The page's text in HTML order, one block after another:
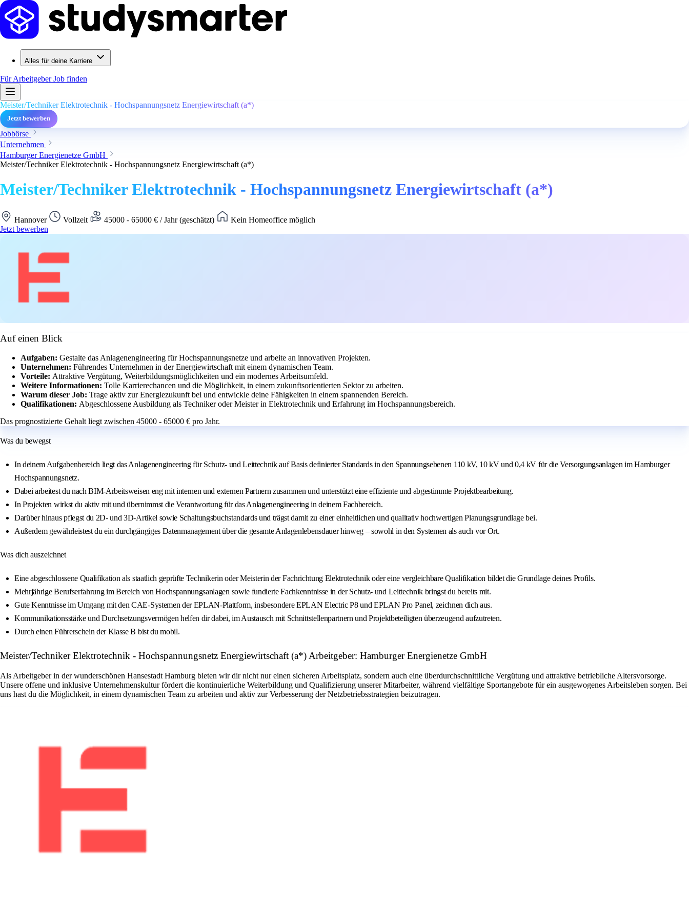
Alles für deine Karriere
Für ArbeitgeberJob finden
Meister/Techniker Elektrotechnik - Hochspannungsnetz Energiewirtschaft (a*)
Jetzt bewerben
Jobbörse
Unternehmen
Hamburger Energienetze GmbH
Meister/Techniker Elektrotechnik - Hochspannungsnetz Energiewirtschaft (a*)
Meister/Techniker Elektrotechnik - Hochspannungsnetz Energiewirtschaft (a*)
Hannover Vollzeit 45000 - 65000 € / Jahr (geschätzt)
Kein Homeoffice möglich
Jetzt bewerben
Auf einen Blick
Aufgaben: Gestalte das Anlagenengineering für Hochspannungsnetze und arbeite an innovativen Projekten.
Unternehmen: Führendes Unternehmen in der Energiewirtschaft mit einem dynamischen Team.
Vorteile: Attraktive Vergütung, Weiterbildungsmöglichkeiten und ein modernes Arbeitsumfeld.
Weitere Informationen: Tolle Karrierechancen und die Möglichkeit, in einem zukunftsorientierten Sektor zu arbeiten.
Warum dieser Job: Trage aktiv zur Energiezukunft bei und entwickle deine Fähigkeiten in einem spannenden Bereich.
Qualifikationen: Abgeschlossene Ausbildung als Techniker oder Meister in Elektrotechnik und Erfahrung im Hochspannungsbereich.
Das prognostizierte Gehalt liegt zwischen 45000 - 65000 € pro Jahr.
Was du bewegst
In deinem Aufgabenbereich liegt das Anlagenengineering für Schutz- und Leittechnik auf Basis definierter Standards in den Spannungsebenen 110 kV, 10 kV und 0,4 kV für die Versorgungsanlagen im Hamburger
Hochspannungsnetz.
Dabei arbeitest du nach BIM-Arbeitsweisen eng mit internen und externen Partnern zusammen und unterstützt eine effiziente und abgestimmte Projektbearbeitung.
In Projekten wirkst du aktiv mit und übernimmst die Verantwortung für das Anlagenengineering in deinem Fachbereich.
Darüber hinaus pflegst du 2D- und 3D-Artikel sowie Schaltungsbuchstandards und trägst damit zu einer einheitlichen und qualitativ hochwertigen Planungsgrundlage bei.
Außerdem gewährleistest du ein durchgängiges Datenmanagement über die gesamte Anlagenlebensdauer hinweg – sowohl in den Systemen als auch vor Ort.
Was dich auszeichnet
Eine abgeschlossene Qualifikation als staatlich geprüfte Technikerin oder Meisterin der Fachrichtung Elektrotechnik oder eine vergleichbare Qualifikation bildet die Grundlage deines Profils.
Mehrjährige Berufserfahrung im Bereich von Hochspannungsanlagen sowie fundierte Fachkenntnisse in der Schutz- und Leittechnik bringst du bereits mit.
Gute Kenntnisse im Umgang mit den CAE-Systemen der EPLAN-Plattform, insbesondere EPLAN Electric P8 und EPLAN Pro Panel, zeichnen dich aus.
Kommunikationsstärke und Durchsetzungsvermögen helfen dir dabei, im Austausch mit Schnittstellenpartnern und Projektbeteiligten überzeugend aufzutreten.
Durch einen Führerschein der Klasse B bist du mobil.
Meister/Techniker Elektrotechnik - Hochspannungsnetz Energiewirtschaft (a*) Arbeitgeber: Hamburger Energienetze GmbH
Als Arbeitgeber in der wunderschönen Hansestadt Hamburg bieten wir dir nicht nur einen sicheren Arbeitsplatz, sondern auch eine überdurchschnittliche Vergütung und attraktive betriebliche Altersvorsorge.
Unsere offene und inklusive Unternehmenskultur fördert die kontinuierliche Weiterbildung und Qualifizierung unserer Mitarbeiter, während vielfältige Sportangebote für ein ausgewogenes Arbeitsleben sorgen. Bei
uns hast du die Möglichkeit, in einem dynamischen Team zu arbeiten und aktiv zur Verbesserung der Netzbetriebsstrategien beizutragen.